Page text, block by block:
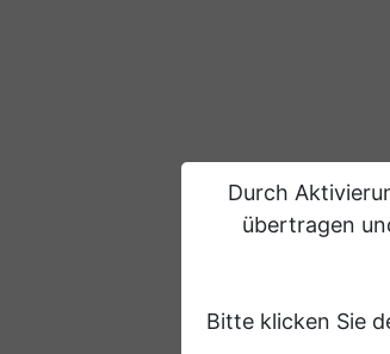
Durch
übertragen
Bitte klicken Sie